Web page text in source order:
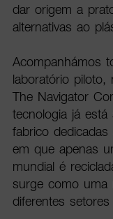
dar origem a
alternativas ao
Acompanhámos
laboratório piloto,
The Navigator
tecnologia já
fabrico
em que apenas
mundial é
surge como uma
diferentes